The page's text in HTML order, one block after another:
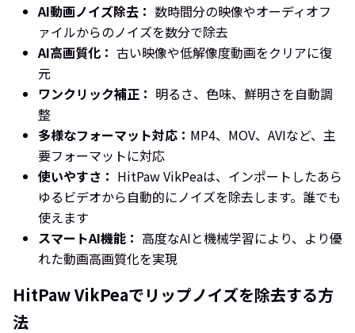
AI動画ノイズ除去： 数時間分の映像やオーディオフ
ァイルからのノイズを数分で除去
AI高画質化： 古い映像や低解像度動画をクリアに復
元
ワンクリック補正： 明るさ、色味、鮮明さを自動調
整
多様なフォーマット対応： MP4、MOV、AVIなど、主
要フォーマットに対応
使いやすさ： HitPaw VikPeaは、インポートしたあら
ゆるビデオから自動的にノイズを除去します。誰でも
使えます
スマートAI機能： 高度なAIと機械学習により、より優
れた動画高画質化を実現
HitPaw VikPeaでリップノイズを除去する方
法